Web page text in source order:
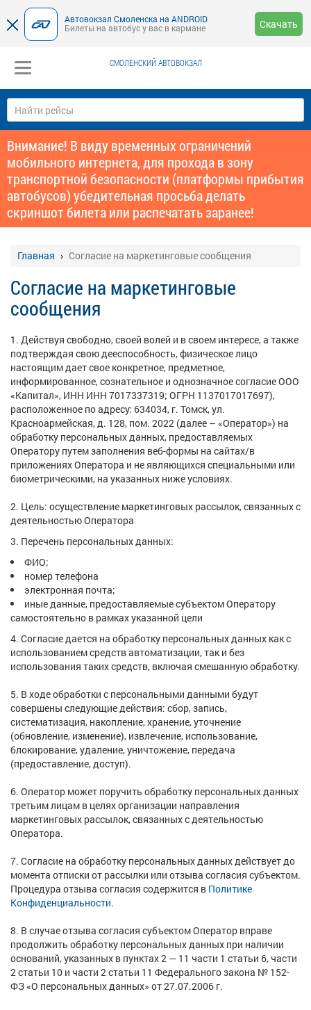
Автовокзал Смоленска на ANDROID
Билеты на автобус у вас в кармане
Скачать
СМОЛЕНСКИЙ АВТОВОКЗАЛ
Внимание! В виду временных ограничений
мобильного интернета, для прохода в зону
транспортной безопасности (платформы прибытия
автобусов) убедительная просьба делать
скриншот билета или распечатать заранее!
Главная Согласие на маркетинговые сообщения
Согласие на маркетинговые
сообщения
1. Действуя свободно, своей волей и в своем интересе, а также
подтверждая свою дееспособность, физическое лицо
настоящим дает свое конкретное, предметное,
информированное, сознательное и однозначное согласие ООО
«Капитал», ИНН ИНН 7017337319; ОГРН 1137017017697),
расположенное по адресу: 634034, г. Томск, ул.
Красноармейская, д. 128, пом. 2022 (далее – «Оператор») на
обработку персональных данных, предоставляемых
Оператору путем заполнения веб-формы на сайтах/в
приложениях Оператора и не являющихся специальными или
биометрическими, на указанных ниже условиях.
2. Цель: осуществление маркетинговых рассылок, связанных с
деятельностью Оператора
3. Перечень персональных данных:
ФИО;
номер телефона
электронная почта;
иные данные, предоставляемые субъектом Оператору
самостоятельно в рамках указанной цели
4. Согласие дается на обработку персональных данных как с
использованием средств автоматизации, так и без
использования таких средств, включая смешанную обработку.
5. В ходе обработки с персональными данными будут
совершены следующие действия: сбор, запись,
систематизация, накопление, хранение, уточнение
(обновление, изменение), извлечение, использование,
блокирование, удаление, уничтожение, передача
(предоставление, доступ).
6. Оператор может поручить обработку персональных данных
третьим лицам в целях организации направления
маркетинговых рассылок, связанных с деятельностью
Оператора.
7. Согласие на обработку персональных данных действует до
момента отписки от рассылки или отзыва согласия субъектом.
Процедура отзыва согласия содержится в Политике
Конфиденциальности.
8. В случае отзыва согласия субъектом Оператор вправе
продолжить обработку персональных данных при наличии
оснований, указанных в пунктах 2 — 11 части 1 статьи 6, части
2 статьи 10 и части 2 статьи 11 Федерального закона № 152-
ФЗ «О персональных данных» от 27.07.2006 г.